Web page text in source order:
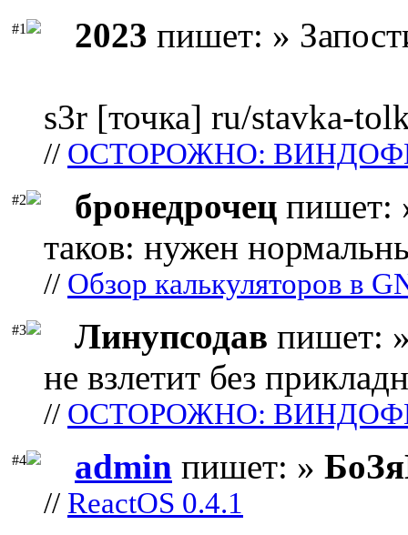
#1 2023 пишет: »
s3r [точка] ru/stavka-
// ОСТОРОЖНО:
#2 бронедрочец пишет:
таков: нужен
// Обзор калькуляторов в
#3 Линупсодав пишет:
не взлетит без
// ОСТОРОЖНО:
#4 admin пишет: »
// ReactOS 0.4.1